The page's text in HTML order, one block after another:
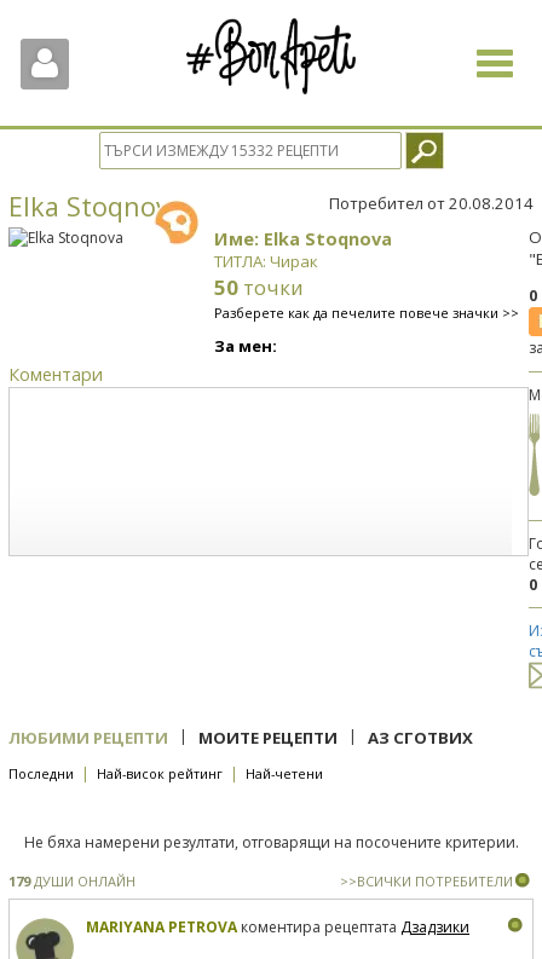
Toggle
Elka Stoqnova Потребител от 20.08.2014
Име: Elka Stoqnova
ТИТЛА: Чирак
50 точки
Разберете как да печелите повече значки >>
За мен:
Коментари
0
ЛЮБИМИ РЕЦЕПТИ | МОИТЕ РЕЦЕПТИ | АЗ СГОТВИХ
Последни | Най-висок рейтинг | Най-четени
Не бяха намерени резултати, отговарящи на посочените критерии.
179ДУШИ ОНЛАЙН >>ВСИЧКИ ПОТРЕБИТЕЛИ
MARIYANA PETROVAкоментира рецептата Дзадзики